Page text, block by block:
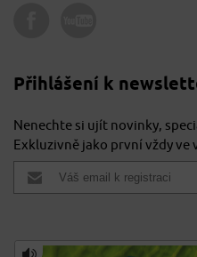
Přihlášení k
Nenechte si ujít novinky,
Exkluzivně jako první vždy ve